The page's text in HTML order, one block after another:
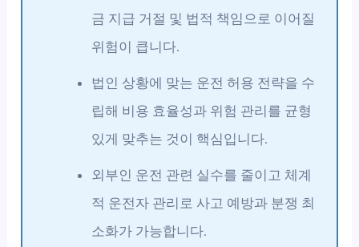
금 지급 거절 및 법적 책임으로 이어질
위험이 큽니다.
법인 상황에 맞는 운전 허용 전략을 수
립해 비용 효율성과 위험 관리를 균형
있게 맞추는 것이 핵심입니다.
외부인 운전 관련 실수를 줄이고 체계
적 운전자 관리로 사고 예방과 분쟁 최
소화가 가능합니다.